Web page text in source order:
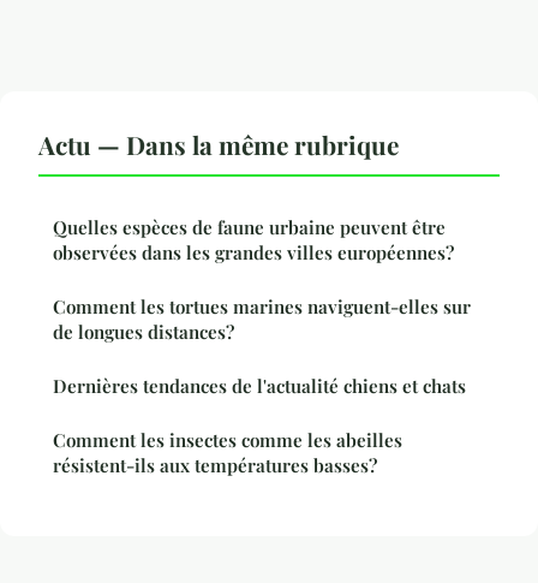
Actu — Dans la même rubrique
Quelles espèces de faune urbaine peuvent être
observées dans les grandes villes européennes?
Comment les tortues marines naviguent-elles sur
de longues distances?
Dernières tendances de l'actualité chiens et chats
Comment les insectes comme les abeilles
résistent-ils aux températures basses?